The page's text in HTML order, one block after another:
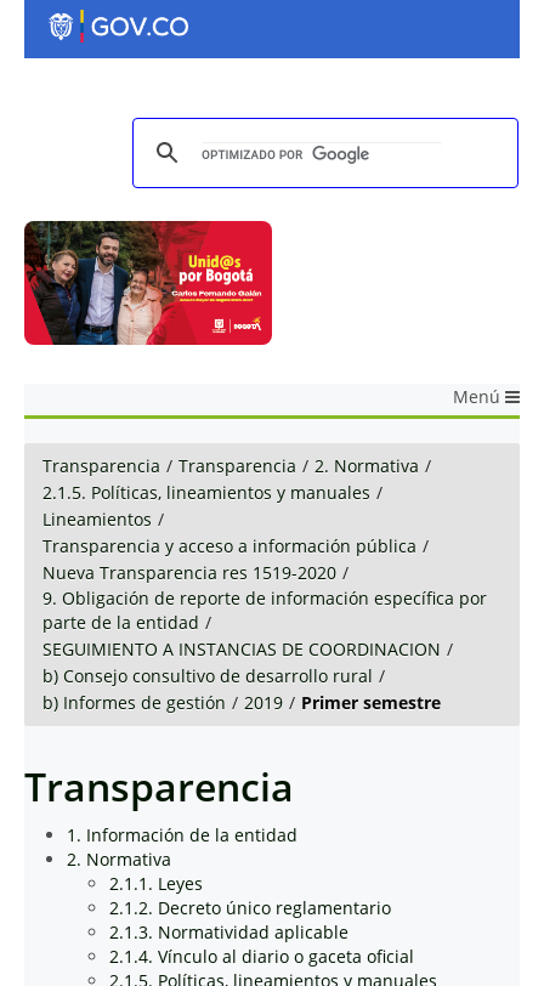
Menú
Transparencia / Transparencia / 2. Normativa /
2.1.5. Políticas, lineamientos y manuales /
Lineamientos /
Transparencia y acceso a información pública /
Nueva Transparencia res 1519-2020 /
9. Obligación de reporte de información específica por
parte de la entidad /
SEGUIMIENTO A INSTANCIAS DE COORDINACION /
b) Consejo consultivo de desarrollo rural /
b) Informes de gestión / 2019 / Primer semestre
Transparencia
1. Información de la entidad
2. Normativa
2.1.1. Leyes
2.1.2. Decreto único reglamentario
2.1.3. Normatividad aplicable
2.1.4. Vínculo al diario o gaceta oficial
2.1.5. Políticas, lineamientos y manuales